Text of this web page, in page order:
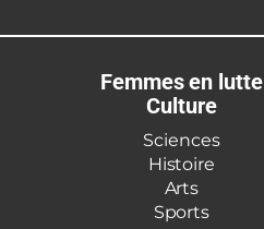
Femmes en lutte
Culture
Sciences
Histoire
Arts
Sports